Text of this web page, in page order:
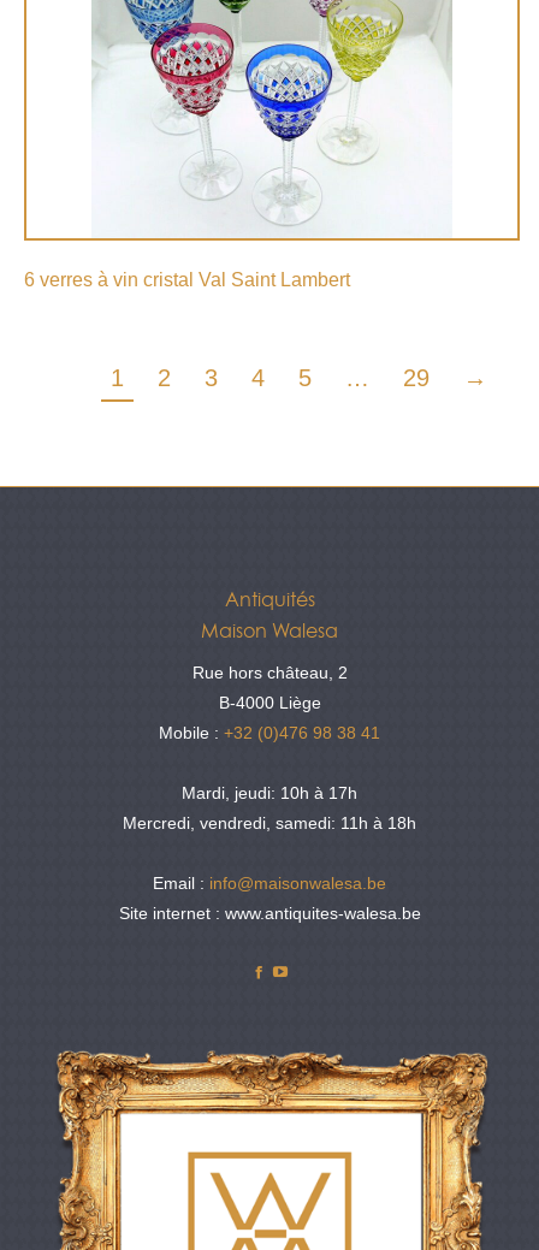
6 verres à vin cristal Val Saint Lambert
1 2 3 4 5 … 29 →
Antiquités
Maison Walesa
Rue hors château, 2
B-4000 Liège
Mobile : +32 (0)476 98 38 41
Mardi, jeudi: 10h à 17h
Mercredi, vendredi, samedi: 11h à 18h
Email : info@maisonwalesa.be
Site internet : www.antiquites-walesa.be
Facebook